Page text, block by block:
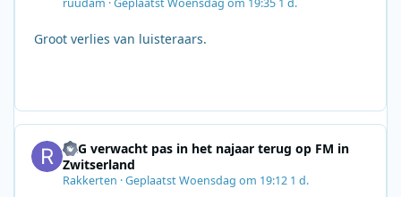
Groot verlies van luisteraars.
SRG verwacht pas in het najaar terug op FM in
Zwitserland
Rakkerten ·GeplaatstWoensdag om 19:12 1 d.